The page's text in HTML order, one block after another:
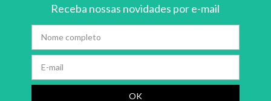
Receba nossas novidades por e-mail